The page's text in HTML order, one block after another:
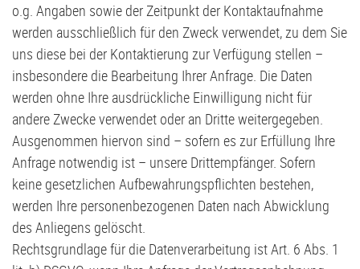
o.g. Angaben sowie der Zeitpunkt der Kontaktaufnahme
werden ausschließlich für den Zweck verwendet, zu dem Sie
uns diese bei der Kontaktierung zur Verfügung stellen –
insbesondere die Bearbeitung Ihrer Anfrage. Die Daten
werden ohne Ihre ausdrückliche Einwilligung nicht für
andere Zwecke verwendet oder an Dritte weitergegeben.
Ausgenommen hiervon sind – sofern es zur Erfüllung Ihre
Anfrage notwendig ist – unsere Drittempfänger. Sofern
keine gesetzlichen Aufbewahrungspflichten bestehen,
werden Ihre personenbezogenen Daten nach Abwicklung
des Anliegens gelöscht.
Rechtsgrundlage für die Datenverarbeitung ist Art. 6 Abs. 1